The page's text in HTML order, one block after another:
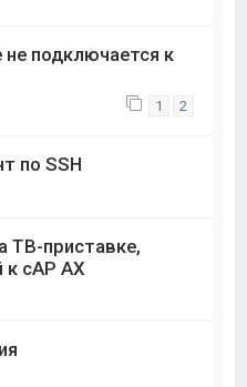
подключается к
1 2
по SSH
ТВ-приставке,
cAP AX